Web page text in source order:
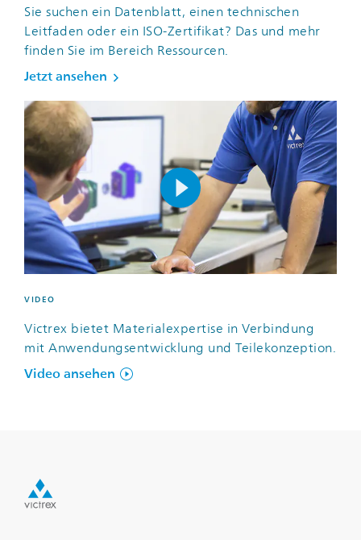
Sie suchen ein Datenblatt, einen technischen
Leitfaden oder ein ISO-Zertifikat? Das und mehr
finden Sie im Bereich Ressourcen.
Jetzt ansehen
VIDEO
Victrex bietet Materialexpertise in Verbindung
mit Anwendungsentwicklung und Teilekonzeption.
Video ansehen